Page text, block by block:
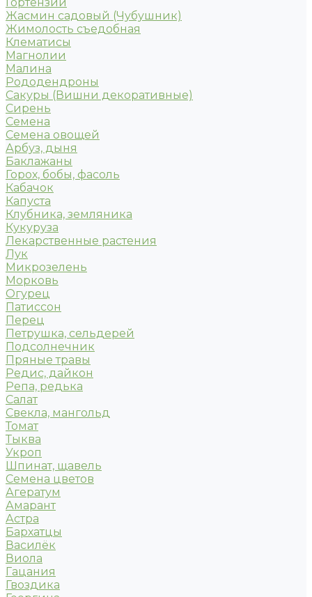
Жасмин садовый (Чубушник)
Жимолость съедобная
Клематисы
Магнолии
Малина
Рододендроны
Сакуры (Вишни декоративные)
Сирень
Семена
Семена овощей
Арбуз, дыня
Баклажаны
Горох, бобы, фасоль
Кабачок
Капуста
Клубника, земляника
Кукуруза
Лекарственные растения
Лук
Микрозелень
Морковь
Огурец
Патиссон
Перец
Петрушка, сельдерей
Подсолнечник
Пряные травы
Редис, дайкон
Репа, редька
Салат
Свекла, мангольд
Томат
Тыква
Укроп
Шпинат, щавель
Семена цветов
Агератум
Амарант
Астра
Бархатцы
Василёк
Виола
Гацания
Гвоздика